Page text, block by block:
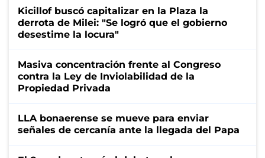
Kicillof buscó capitalizar en la Plaza la
derrota de Milei: "Se logró que el gobierno
desestime la locura"
Masiva concentración frente al Congreso
contra la Ley de Inviolabilidad de la
Propiedad Privada
LLA bonaerense se mueve para enviar
señales de cercanía ante la llegada del Papa